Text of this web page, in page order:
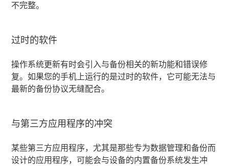
不完整。
过时的软件
操作系统更新有时会引入与备份相关的新功能和错误修
复。如果您的手机上运行的是过时的软件，它可能无法与
最新的备份协议无缝配合。
与第三方应用程序的冲突
某些第三方应用程序，尤其是那些专为数据管理和备份而
设计的应用程序，可能会与设备的内置备份系统发生冲